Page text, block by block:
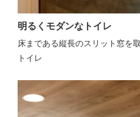
明るくモダンなトイレ
床まである縦長のスリット窓を
トイレ